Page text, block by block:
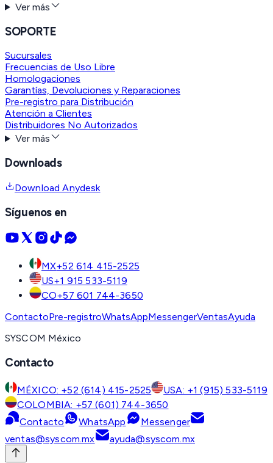
Ver más
SOPORTE
Sucursales
Frecuencias de Uso Libre
Homologaciones
Garantías, Devoluciones y Reparaciones
Pre-registro para Distribución
Atención a Clientes
Distribuidores No Autorizados
Ver más
Downloads
Download Anydesk
Síguenos en
MX+52 614 415-2525
US+1 915 533-5119
CO+57 601 744-3650
ContactoPre-registroWhatsAppMessengerVentasAyuda
SYSCOM México
Contacto
MÉXICO: +52 (614) 415-2525
USA: +1 (915) 533-5119
COLOMBIA: +57 (601) 744-3650
Contacto
WhatsApp
Messenger
ventas@syscom.mx
ayuda@syscom.mx